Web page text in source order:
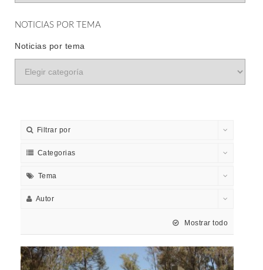
NOTICIAS POR TEMA
Noticias por tema
Filtrar por
Categorias
Tema
Autor
Mostrar todo